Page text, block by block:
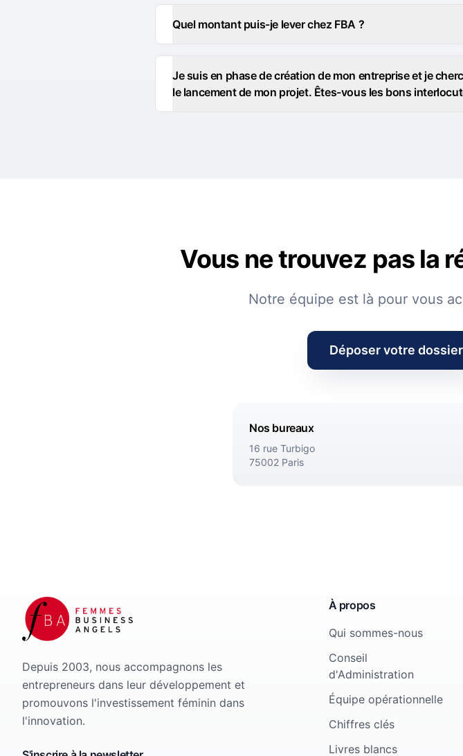
Quel montant puis-je lever chez FBA ?
Je suis en phase de création de mon entreprise et je
le lancement de mon projet. Êtes-vous les bons
Vous ne trouvez pas la
Notre équipe est là pour vous
Déposer votre dossier
Nos bureaux
16 rue Turbigo
75002 Paris
Depuis 2003, nous accompagnons les
entrepreneurs dans leur développement et
promouvons l'investissement féminin dans
l'innovation.
À propos
Qui sommes-nous
Conseil
d'Administration
Équipe opérationnelle
Chiffres clés
Livres blancs